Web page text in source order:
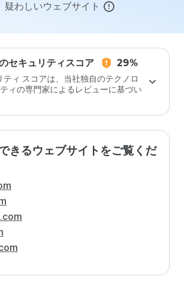
疑わしいウェブサイト
セキュリティスコア 29%
ティ スコアは、当社独自のテクノロ
ィの専門家によるレビューに基づい
きるウェブサイトをご覧くだ